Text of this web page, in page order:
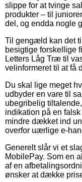
slippe for at tvinge
produkter – til
del, og endda nogle
Til gengæld kan det
besigtige forskellige
Letters Låg Træ til
velinformeret til at få
Du skal lige meget
udbyder en vare til
ubegribelig
indikation på en
mindre dækket ind
overfor uærlige e-
Generelt slår vi et
MobilePay. Som en
af en
ønsker at dække